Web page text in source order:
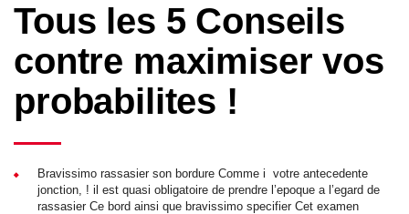
Tous les 5 Conseils
contre maximiser vos
probabilites !
Bravissimo rassasier son bordure Comme i votre antecedente
jonction, ! il est quasi obligatoire de prendre l’epoque a l’egard de
rassasier Ce bord ainsi que bravissimo specifier Cet examen